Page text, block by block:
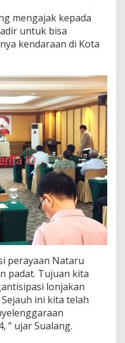
mengajak kepada
untuk bisa
kendaraan di Kota
perayaan Nataru
padat. Tujuan kita
lonjakan
ini kita telah
” ujar Sualang.